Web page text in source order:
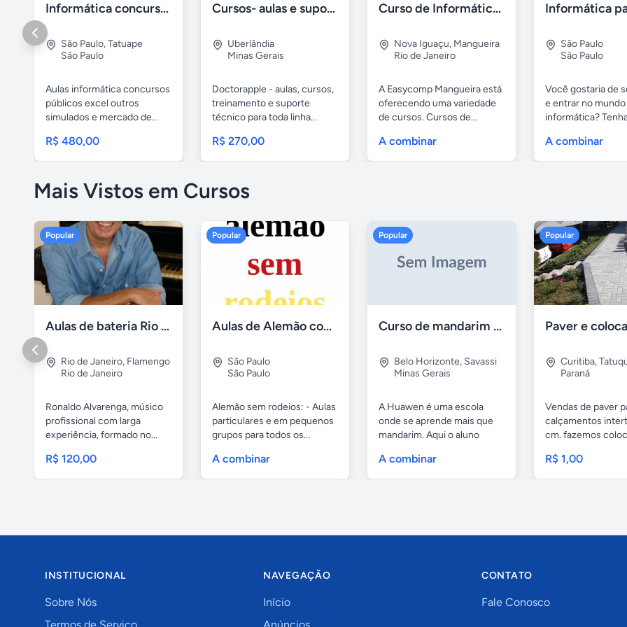
Informática concursos públicos processo seletivo
São Paulo,Tatuape
São Paulo
Aulas informática concursos
públicos excel outros
simulados e mercado de...
R$ 480,00
Cursos- aulas e suporte apple - ipad- iphone e mac
Uberlândia
Minas Gerais
Doctorapple - aulas, cursos,
treinamento e suporte
técnico para toda linha...
R$ 270,00
Curso de Informática em Nova Iguaçu
Nova Iguaçu, Mangueira
Rio de Janeiro
A Easycomp Mangueira está
oferecendo uma variedade
de cursos. Cursos de...
A combinar
São Paulo
São Paulo
Você gostaria de
e entrar no mundo
informática?
A combinar
Mais Vistos em Cursos
Popular
Aulas de bateria Rio de Janeiro
Rio de Janeiro, Flamengo
Rio de Janeiro
Ronaldo Alvarenga, músico
profissional com larga
experiência, formado no...
R$ 120,00
Popular
Aulas de Alemão com Professor Nativo
São Paulo
São Paulo
Alemão sem rodeios: - Aulas
particulares e em pequenos
grupos para todos os...
A combinar
Popular
Curso de mandarim em belo horizonte
Belo Horizonte, Savassi
Minas Gerais
A Huawen é uma escola
onde se aprende mais que
mandarim. Aqui o aluno
A combinar
Popular
Curitiba,
Paraná
Vendas de paver
calçamentos
cm. fazemos
R$ 1,00
INSTITUCIONAL
Sobre Nós
Termos de Serviço
NAVEGAÇÃO
Início
Anúncios
CONTATO
Fale Conosco